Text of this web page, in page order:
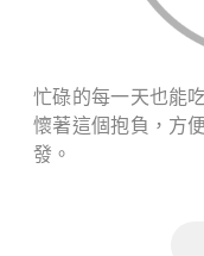
忙碌的每一天也能
懷著這個抱負，方
發。